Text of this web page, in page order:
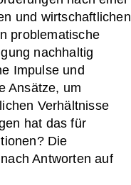
und wirtschaftlichen
problematische
nachhaltig
Impulse und
Ansätze, um
Verhältnisse
hat das für
Die
Antworten auf